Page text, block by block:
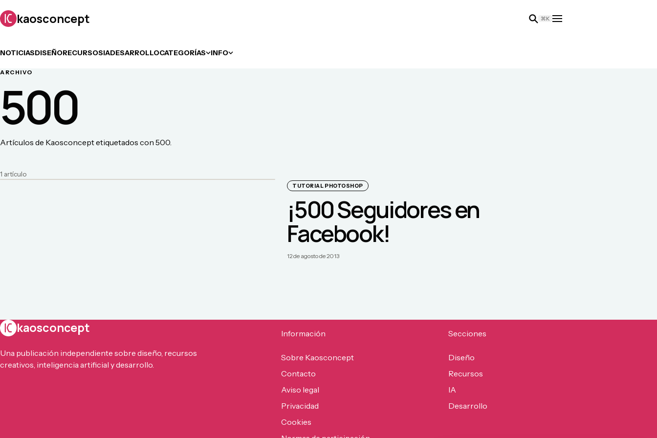
kaosconcept ⌘K
NOTICIASDISEÑORECURSOSIADESARROLLOCATEGORÍAS INFO
ARCHIVO
500
Artículos de Kaosconcept etiquetados con 500.
1 artículo
TUTORIAL PHOTOSHOP
¡500 Seguidores en
Facebook!
12 de agosto de 2013
kaosconcept
Una publicación independiente sobre diseño, recursos
creativos, inteligencia artificial y desarrollo.
Información
Sobre Kaosconcept
Contacto
Aviso legal
Privacidad
Cookies
Secciones
Diseño
Recursos
IA
Desarrollo